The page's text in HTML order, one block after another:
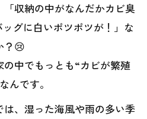
収納の中がなんだかカビ臭
グに白いポツポツが！」な
？😢
中でもっとも“カビが繁殖
んです。
、湿った海風や雨の多い季